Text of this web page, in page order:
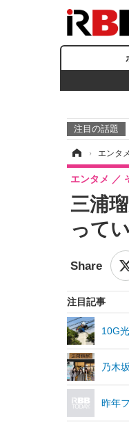
注目の話題
› エンタメ
三浦
って
エンタメ
注目記事
10G
乃木
昨年